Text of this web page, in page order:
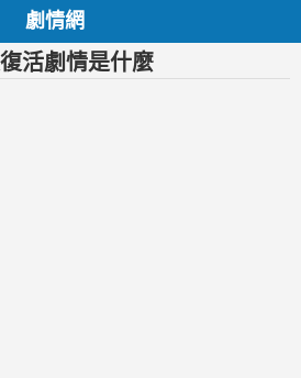
劇情網
活劇情是什麼